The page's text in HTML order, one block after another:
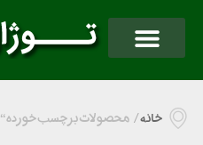
خانه/ محصولات برچسب خورده “ARC6”